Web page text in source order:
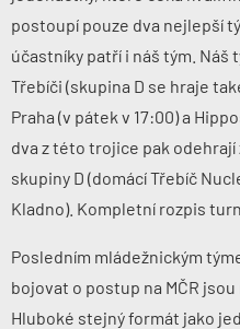
postoupí pouze dva nejlepší
účastníky patří i náš tým. Náš
Třebíči (skupina D se hraje
Praha (v pátek v 17:00) a
dva z této trojice pak
skupiny D (domácí Třebíč
Kladno). Kompletní rozpis
Posledním mládežnickým
bojovat o postup na MČR
Hluboké stejný formát jako